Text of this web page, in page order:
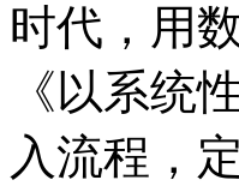
时代，
《以系统
入流程